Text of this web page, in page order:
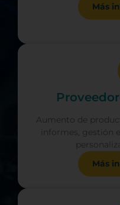
Más
Aumento de
informes, gestión
Más